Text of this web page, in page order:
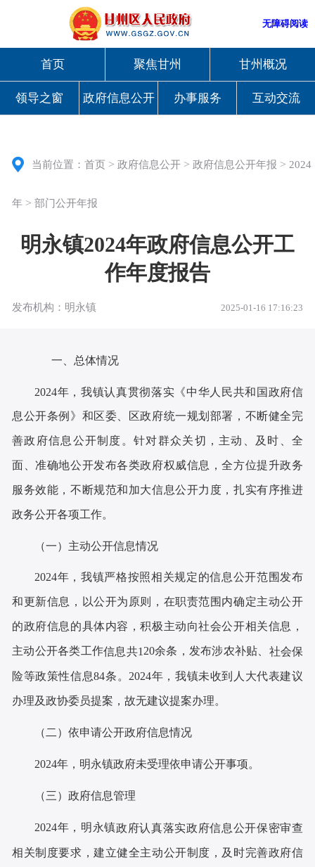
无障碍阅读
首页 聚焦甘州 甘州概况
领导之窗 政府信息公开 办事服务 互动交流
当前位置：首页 >政府信息公开 >政府信息公开年报 > 2024
年 >部门公开年报
明永镇2024年政府信息公开工
作年度报告
发布机构：明永镇 2025-01-16 17:16:23
一、总体情况
2024年 ，我镇认真贯彻落实《中华人民共和国政府信
息公开条例》和区委、区政府统一规划部署，不断健全完
善政府信息公开制度。针对群众关切，主动、及时、全
面、准确地公开发布各类政府权威信息，全方位提升政务
服务效能，不断规范和加大信息公开力度，扎实有序推进
政务公开各项工作。
（一）主动公开信息情况
2024年，我镇严格按照相关规定的信息公开范围发布
和更新信息，以公开为原则，在职责范围内确定主动公开
的政府信息的具体内容，积极主动向社会公开相关信息，
主动公开各类工作信息共1 20余条 ， 发布涉农补贴 社会保
险等政策性信息84条 。 2024年 ，我镇未收到人大代表建议
办理及政协委员提案，故无建议提案办理。
（二）依申请公开政府信息情况
2024年 ， 明永镇政府未受理依申请公开事项。
（三）政府信息管理
2024年 ， 明永镇政府认真落实政府信息公开保密审查
相关制度要求，建立健全主动公开制度，及时完善政府信